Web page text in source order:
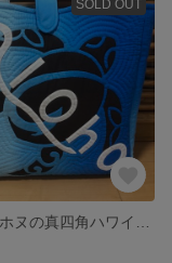
SOLD OUT